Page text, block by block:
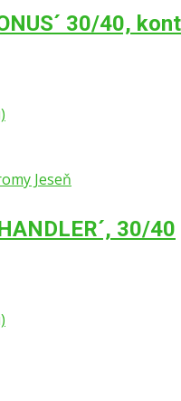
30/40,
30/40